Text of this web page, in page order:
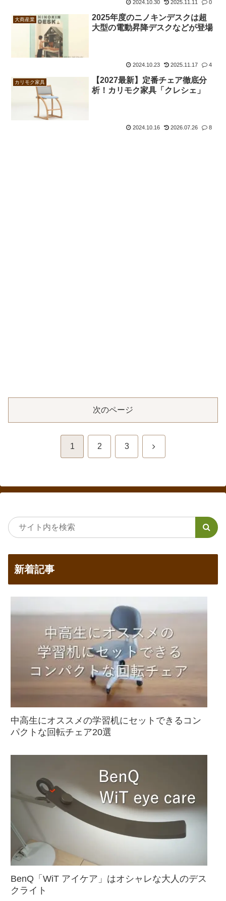
2024.10.30 2025.11.11 0
大商産業
2025年度のニノキンデスクは超
大型の電動昇降デスクなどが登場
2024.10.23 2025.11.17 4
カリモク家具
【2027最新】定番チェア徹底分
析！カリモク家具「クレシェ」
2024.10.16 2026.07.26 8
次のページ
1 2 3 次
新着記事
中高生にオススメの学習机にセットできるコン
パクトな回転チェア20選
BenQ「WiT アイケア」はオシャレな大人のデス
クライト